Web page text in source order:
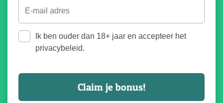
Ik ben ouder dan 18+ jaar en accepteer het
privacybeleid.